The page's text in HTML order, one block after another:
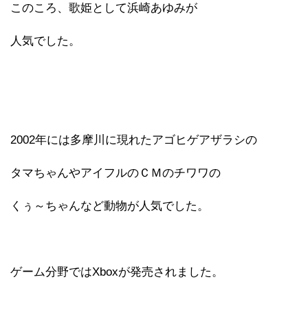
このころ、歌姫として浜崎あゆみが
人気でした。
2002年には多摩川に現れたアゴヒゲアザラシの
タマちゃんやアイフルのＣＭのチワワの
くぅ～ちゃんなど動物が人気でした。
ゲーム分野ではXboxが発売されました。